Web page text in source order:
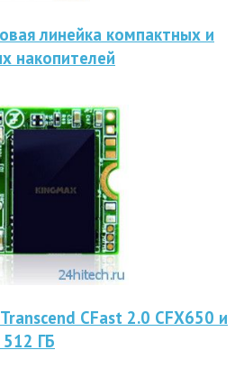
линейка компактных и
накопителей
CFast 2.0 CFX650 и
ГБ